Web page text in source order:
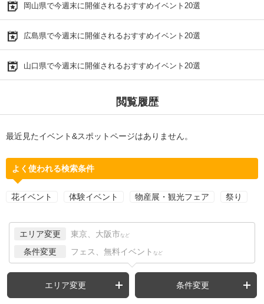
岡山県で今週末に開催されるおすすめイベント20選
広島県で今週末に開催されるおすすめイベント20選
山口県で今週末に開催されるおすすめイベント20選
閲覧履歴
最近見たイベント&スポットページはありません。
よく使われる検索条件
花イベント 体験イベント 物産展・観光フェア 祭り
エリア変更 東京、大阪市 など
条件変更 フェス、無料イベント など
エリア変更 条件変更